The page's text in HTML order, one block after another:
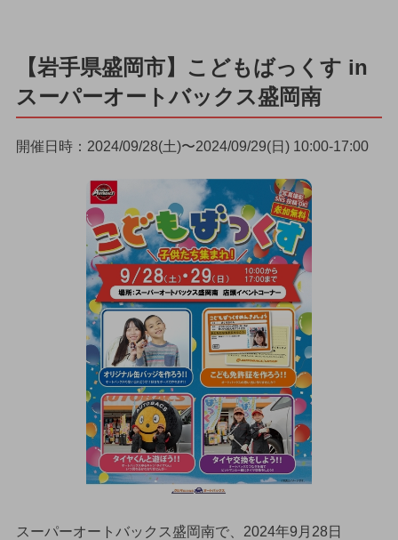
【岩手県盛岡市】こどもばっくす in
スーパーオートバックス盛岡南
開催日時：2024/09/28(土)〜2024/09/29(日) 10:00-17:00
スーパーオートバックス盛岡南で、2024年9月28日